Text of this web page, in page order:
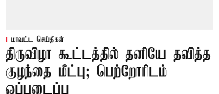
மாவட்ட செய்திகள்
திருவிழா கூட்டத்தில் தனியே தவித்த
குழந்தை மீட்பு; பெற்றோரிடம்
ஒப்படைப்பு